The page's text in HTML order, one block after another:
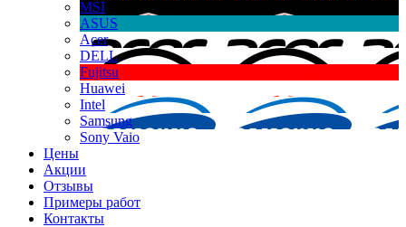
MSI
ASUS
Acer
DELL
Fujitsu
Huawei
Intel
Samsung
Sony Vaio
Цены
Акции
Отзывы
Примеры работ
Контакты